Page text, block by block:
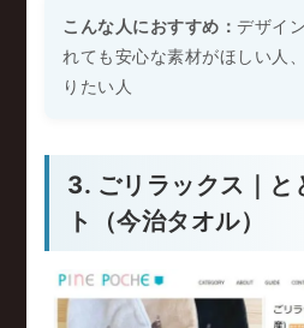
こんな人におすすめ：デザイ
れても安心な素材がほしい人
りたい人
3. ごリラックス｜と
ト（今治タオル）